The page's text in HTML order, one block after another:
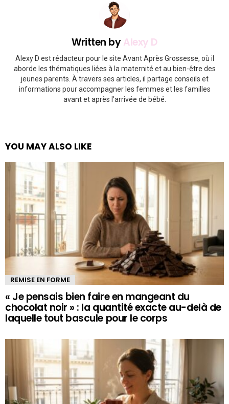
Written byAlexy D
Alexy D est rédacteur pour le site Avant Après Grossesse, où il
aborde les thématiques liées à la maternité et au bien-être des
jeunes parents. À travers ses articles, il partage conseils et
informations pour accompagner les femmes et les familles
avant et après l’arrivée de bébé.
YOU MAY ALSO LIKE
REMISE EN FORME
« Je pensais bien faire en mangeant du
chocolat noir » : la quantité exacte au-delà de
laquelle tout bascule pour le corps